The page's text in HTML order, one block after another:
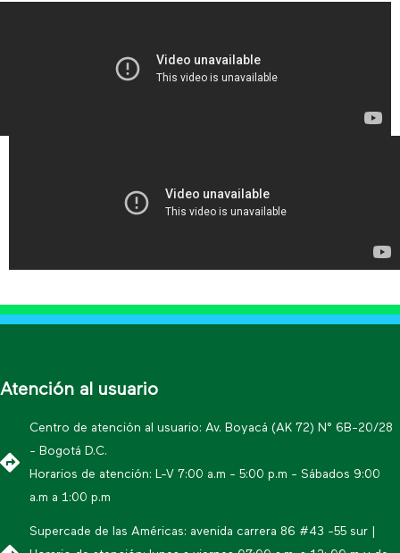
Atención al usuario
Centro de atención al usuario: Av. Boyacá (AK 72) N° 6B-20/28
- Bogotá D.C.
Horarios de atención: L-V 7:00 a.m - 5:00 p.m - Sábados 9:00
a.m a 1:00 p.m
Supercade de las Américas: avenida carrera 86 #43 -55 sur |